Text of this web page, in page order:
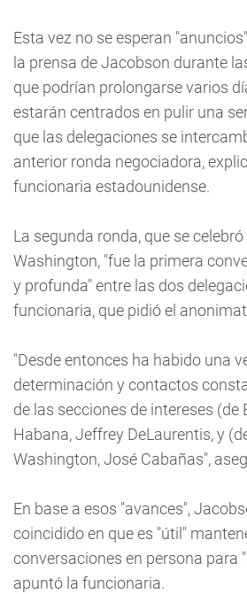
Esta vez no se esperan
la prensa de Jacobson durante
que podrían prolongarse varios
estarán centrados en pulir una
que las delegaciones se
anterior ronda negociadora,
funcionaria estadounidense.
La segunda ronda, que se
Washington, "fue la primera
y profunda" entre las dos
funcionaria, que pidió el
"Desde entonces ha habido una
determinación y contactos
de las secciones de intereses (de
Habana, Jeffrey DeLaurentis, y
Washington, José Cabañas",
En base a esos "avances",
coincidido en que es "útil"
conversaciones en persona para
apuntó la funcionaria.